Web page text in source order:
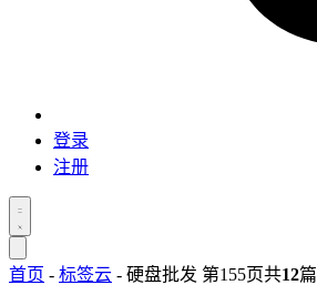
登录
注册
首页 - 标签云 - 硬盘批发 第155页共12篇